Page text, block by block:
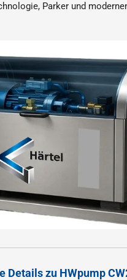
Parker und
Details zu HWpump